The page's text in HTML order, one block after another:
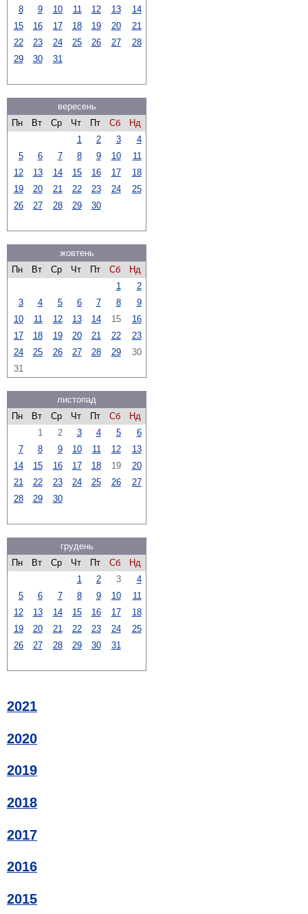
8
9 10 11 12 13
14
15
16 17 18 19 20
21
22
23 24 25 26 27
28
29
30 31
вересень
Пн
Вт Ср Чт Пт Сб
Нд
1
2 3
4
5
6 7 8 9 10
11
12
13 14 15 16 17
18
19
20 21 22 23 24
25
26
27 28 29 30
жовтень
Пн
Вт Ср Чт Пт Сб
Нд
1
2
3
4 5 6 7 8
9
10
11 12 13 14 15
16
17
18 19 20 21 22
23
24
25 26 27 28 29
30
31
листопад
Пн
Вт Ср Чт Пт Сб
Нд
1
2 3 4 5
6
7
8 9 10 11 12
13
14
15 16 17 18 19
20
21
22 23 24 25 26
27
28
29 30
грудень
Пн
Вт Ср Чт Пт Сб
Нд
1
2 3
4
5
6 7 8 9 10
11
12
13 14 15 16 17
18
19
20 21 22 23 24
25
26
27 28 29 30 31
2021
2020
2019
2018
2017
2016
2015